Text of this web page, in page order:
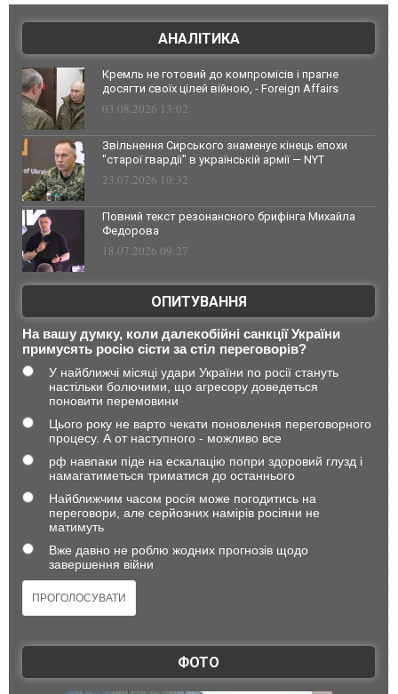
АНАЛІТИКА
Кремль не готовий до компромісів і прагне
досягти своїх цілей війною, - Foreign Affairs
03.08.2026 13:02
Звільнення Сирського знаменує кінець епохи
"старої гвардії" в українській армії — NYT
23.07.2026 10:32
Повний текст резонансного брифінга Михайла
Федорова
18.07.2026 09:27
ОПИТУВАННЯ
На вашу думку, коли далекобійні санкції України
примусять росію сісти за стіл переговорів?
У найближчі місяці удари України по росії стануть
настільки болючими, що агресору доведеться
поновити перемовини
Цього року не варто чекати поновлення переговорного
процесу. А от наступного - можливо все
рф навпаки піде на ескалацію попри здоровий глузд і
намагатиметься триматися до останнього
Найближчим часом росія може погодитись на
переговори, але серйозних намірів росіяни не
матимуть
Вже давно не роблю жодних прогнозів щодо
завершення війни
ФОТО